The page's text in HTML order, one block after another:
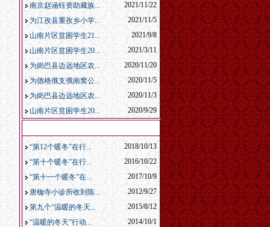
南京赵涵钰资助藏族...
2021/11/22
为江孜县重孜乡小学...
2021/11/5
山南片区贫困学生21...
2021/9/8
山南片区贫困学生20...
2021/3/11
为岗巴县边远地区农...
2020/11/20
为德格俄支俄南窝公...
2020/11/5
为岗巴县边远地区农...
2020/11/3
山南片区贫困学生20...
2020/9/29
“第12个暖冬”在行...
2018/10/13
“第十个暖冬”在行...
2016/10/22
“第十一个暖冬”在...
2017/10/9
唐枷寺小诊所收到陈...
2012/9/27
第九个“温暖的冬天...
2015/8/12
“温暖的冬天”行动...
2014/10/1